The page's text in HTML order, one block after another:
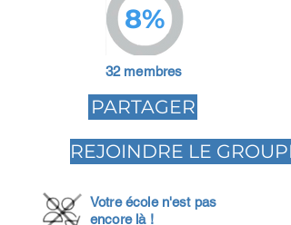
8%
32 membres
PARTAGER
REJOINDRE LE GROUPE
Votre école n'est pas
encore là !